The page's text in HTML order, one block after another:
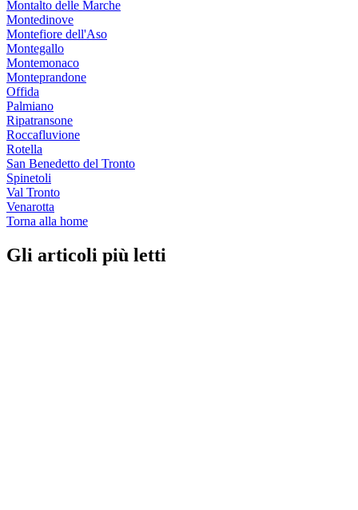
Montalto delle Marche
Montedinove
Montefiore dell'Aso
Montegallo
Montemonaco
Monteprandone
Offida
Palmiano
Ripatransone
Roccafluvione
Rotella
San Benedetto del Tronto
Spinetoli
Val Tronto
Venarotta
Torna alla home
Gli articoli più letti